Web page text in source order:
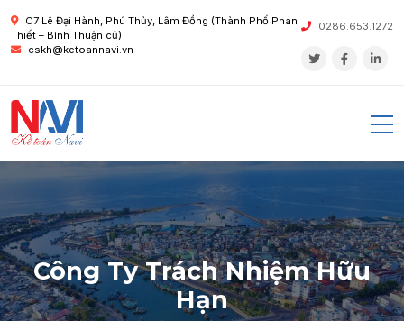
C7 Lê Đại Hành, Phú Thủy, Lâm Đồng (Thành Phố Phan
Thiết – Bình Thuận cũ)
cskh@ketoannavi.vn
0286.653.1272
Công Ty Trách Nhiệm Hữu
Hạn